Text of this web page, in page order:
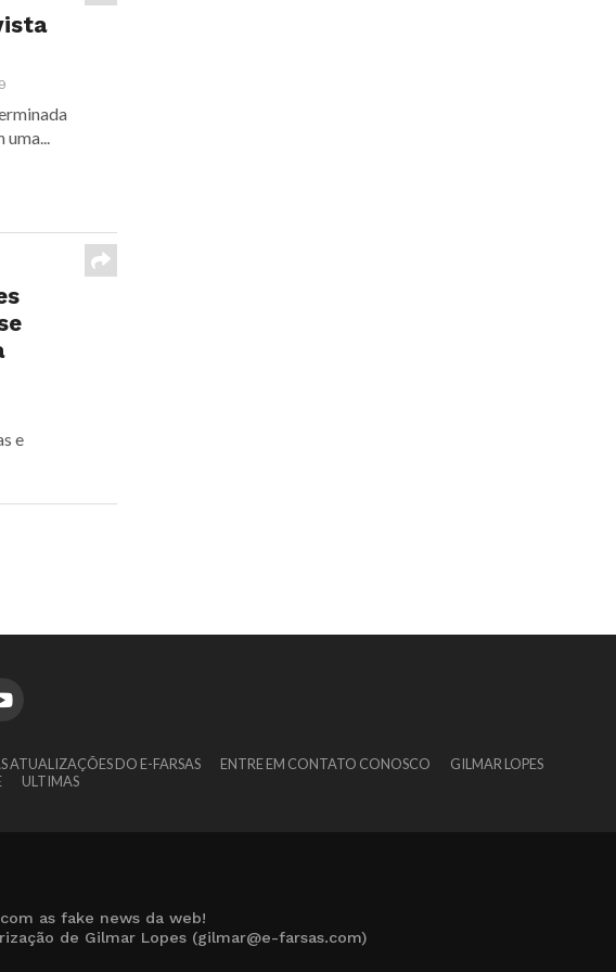
e
ATUALIZAÇÕES DO E-FARSAS ENTRE EM CONTATO CONOSCO
GILMAR LOPES
ULTIMAS
as fake news da web!
de Gilmar Lopes (gilmar@e-farsas.com)